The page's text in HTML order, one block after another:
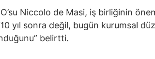
Niccolo de Masi, iş birliğinin
yıl sonra değil, bugün kurumsal
belirtti.